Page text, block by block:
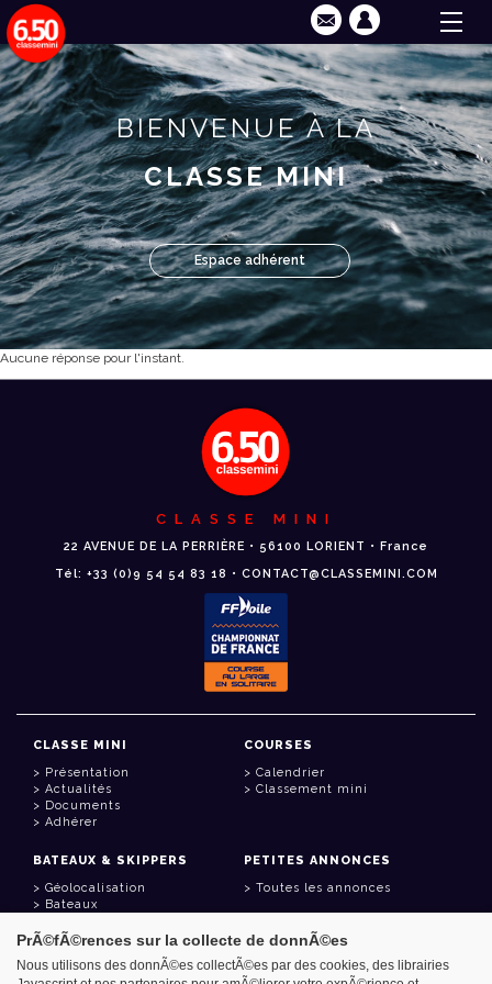
BIENVENUE À LA
CLASSE MINI
Espace adhérent
Aucune réponse pour l'instant.
CLASSE MINI
22 AVENUE DE LA PERRIÈRE • 56100 LORIENT • France
Tél: +33 (0)9 54 54 83 18 • CONTACT@CLASSEMINI.COM
CLASSE MINI
Présentation
Actualités
Documents
Adhérer
COURSES
Calendrier
Classement mini
BATEAUX & SKIPPERS
Géolocalisation
Bateaux
PETITES ANNONCES
Toutes les annonces
LIENS UTILES
PrÃ©fÃ©rences sur la collecte de donnÃ©es
Nous utilisons des donnÃ©es collectÃ©es par des cookies, des librairies